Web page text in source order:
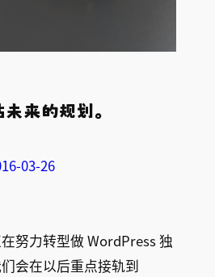
来的规划。
03-26
努力转型做 WordPress 独
会在以后重点接轨到